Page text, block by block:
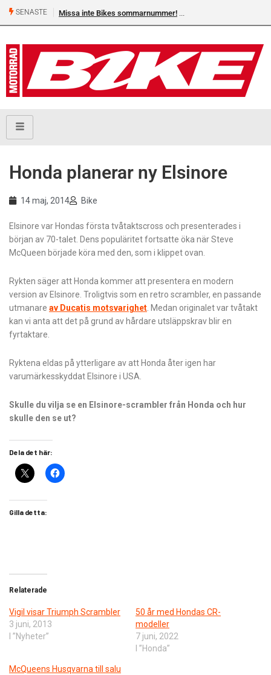
SENASTE Missa inte Bikes sommarnummer!
Honda planerar ny Elsinore
14 maj, 2014 Bike
Elsinore var Hondas första tvåtaktscross och presenterades i
början av 70-talet. Dens populäritet fortsatte öka när Steve
McQueen började köra med den, som i klippet ovan.
Rykten säger att Honda kommer att presentera en modern
version av Elsinore. Troligtvis som en retro scrambler, en passande
utmanare av Ducatis motsvarighet. Medan originalet var tvåtakt
kan vi anta att det på grund av hårdare utsläppskrav blir en
fyrtaktare.
Ryktena eldas på ytterligare av att Honda åter igen har
varumärkesskyddat Elsinore i USA.
Skulle du vilja se en Elsinore-scrambler från Honda och hur
skulle den se ut?
Dela det här:
Gilla detta:
Relaterade
Vigil visar Triumph Scrambler
3 juni, 2013
I ”Nyheter”
50 år med Hondas CR-
modeller
7 juni, 2022
I ”Honda”
McQueens Husqvarna till salu